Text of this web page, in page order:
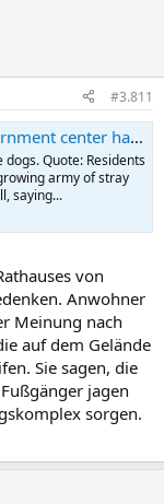
#3.811
to the dogs | Facebook
Quote: Residents
army of stray
saying...
von
Anwohner
Meinung nach
auf dem Gelände
Sie sagen, die
jagen
sorgen.